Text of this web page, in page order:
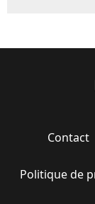
Contact
Politique de